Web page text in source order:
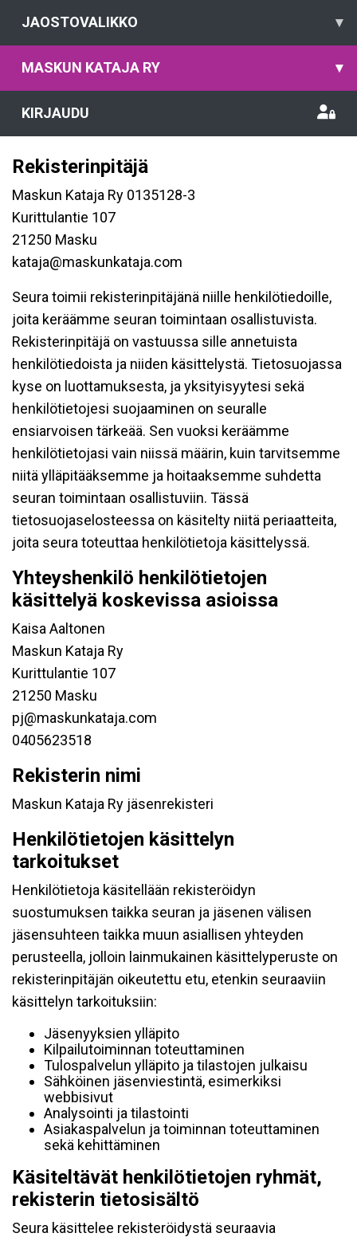
JAOSTOVALIKKO ▾
MASKUN KATAJA RY ▾
KIRJAUDU
Rekisterinpitäjä
Maskun Kataja Ry 0135128-3
Kurittulantie 107
21250 Masku
kataja@maskunkataja.com
Seura toimii rekisterinpitäjänä niille henkilötiedoille,
joita keräämme seuran toimintaan osallistuvista.
Rekisterinpitäjä on vastuussa sille annetuista
henkilötiedoista ja niiden käsittelystä. Tietosuojassa
kyse on luottamuksesta, ja yksityisyytesi sekä
henkilötietojesi suojaaminen on seuralle
ensiarvoisen tärkeää. Sen vuoksi keräämme
henkilötietojasi vain niissä määrin, kuin tarvitsemme
niitä ylläpitääksemme ja hoitaaksemme suhdetta
seuran toimintaan osallistuviin. Tässä
tietosuojaselosteessa on käsitelty niitä periaatteita,
joita seura toteuttaa henkilötietoja käsittelyssä.
Yhteyshenkilö henkilötietojen
käsittelyä koskevissa asioissa
Kaisa Aaltonen
Maskun Kataja Ry
Kurittulantie 107
21250 Masku
pj@maskunkataja.com
0405623518
Rekisterin nimi
Maskun Kataja Ry jäsenrekisteri
Henkilötietojen käsittelyn
tarkoitukset
Henkilötietoja käsitellään rekisteröidyn
suostumuksen taikka seuran ja jäsenen välisen
jäsensuhteen taikka muun asiallisen yhteyden
perusteella, jolloin lainmukainen käsittelyperuste on
rekisterinpitäjän oikeutettu etu, etenkin seuraaviin
käsittelyn tarkoituksiin:
Jäsenyyksien ylläpito
Kilpailutoiminnan toteuttaminen
Tulospalvelun ylläpito ja tilastojen julkaisu
Sähköinen jäsenviestintä, esimerkiksi
webbisivut
Analysointi ja tilastointi
Asiakaspalvelun ja toiminnan toteuttaminen
sekä kehittäminen
Käsiteltävät henkilötietojen ryhmät,
rekisterin tietosisältö
Seura käsittelee rekisteröidystä seuraavia